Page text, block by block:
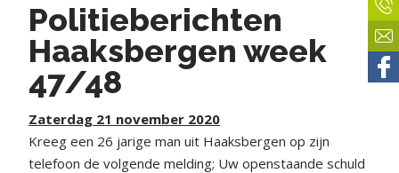
Politieberichten
Haaksbergen week
47/48
Zaterdag 21 november 2020
Kreeg een 26 jarige man uit Haaksbergen op zijn
telefoon de volgende melding; Uw openstaande schuld